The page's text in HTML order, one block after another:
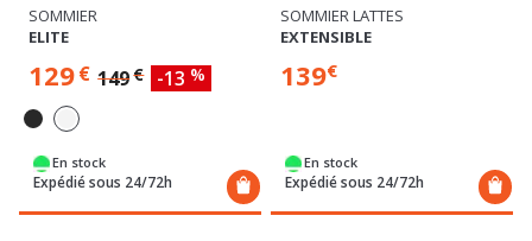
SOMMIER
ELITE
129€ 149€ -13 %
En stock
Expédié sous 24/72h
SOMMIER LATTES
EXTENSIBLE
139€
En stock
Expédié sous 24/72h